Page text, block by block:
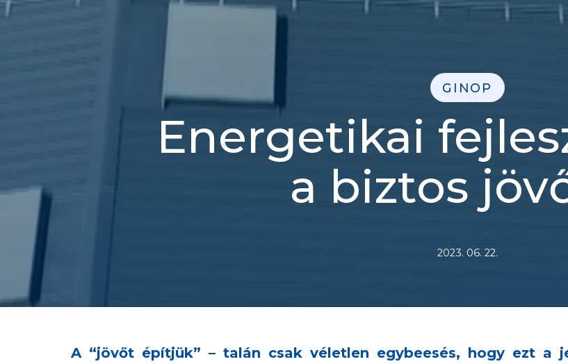
GINOP
Energetikai
a biztos
2023. 06. 22.
A “jövőt építjük” – talán csak véletlen egybeesés, hogy ezt a